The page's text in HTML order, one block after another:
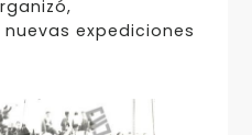
expediciones